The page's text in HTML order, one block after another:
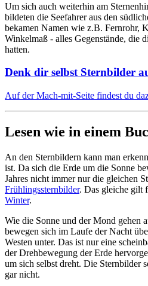
Um sich auch weiterhin am
bildeten die Seefahrer aus den
bekamen Namen wie z.B. Fernrohr,
Winkelmaß - alles Gegenstände, die
hatten.
Denk dir selbst Sternbilder
Auf der Mach-mit-Seite findest du
Lesen wie in einem
An den Sternbildern kann man
ist. Da sich die Erde um die Sonne
Jahres nicht immer nur die gleichen
Frühlingssternbilder. Das gleiche gilt
Winter.
Wie die Sonne und der Mond gehen
bewegen sich im Laufe der Nacht
Westen unter. Das ist nur eine
der Drehbewegung der Erde
um sich selbst dreht. Die Sternbilder
gar nicht.